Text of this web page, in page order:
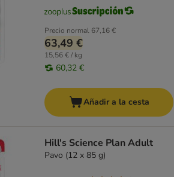
Precio normal 67,16 €
63,49 €
15,56 € / kg
60,32 €
Añadir a la cesta
Hill's Science Plan Adult
Pavo (12 x 85 g)